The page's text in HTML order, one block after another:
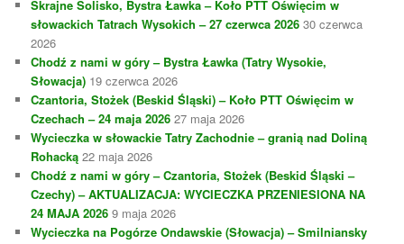
Skrajne Solisko, Bystra Ławka – Koło PTT Oświęcim w
słowackich Tatrach Wysokich – 27 czerwca 2026 30 czerwca
2026
Chodź z nami w góry – Bystra Ławka (Tatry Wysokie,
Słowacja) 19 czerwca 2026
Czantoria, Stożek (Beskid Śląski) – Koło PTT Oświęcim w
Czechach – 24 maja 2026 27 maja 2026
Wycieczka w słowackie Tatry Zachodnie – granią nad Doliną
Rohacką 22 maja 2026
Chodź z nami w góry – Czantoria, Stożek (Beskid Śląski –
Czechy) – AKTUALIZACJA: WYCIECZKA PRZENIESIONA NA
24 MAJA 2026 9 maja 2026
Wycieczka na Pogórze Ondawskie (Słowacja) – Smilniansky